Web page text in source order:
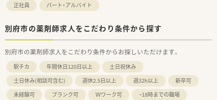
正社員 パート・アルバイト
別府市の薬剤師求人をこだわり条件から探す
別府市の薬剤師求人をこだわり条件からお探しいただけます。
駅チカ 年間休日120日以上
土日祝休み
土日休み(相談可含む)
週休2.5日以上 週32h以上
新卒可
未経験可
ブランク可 Ｗワーク可
~18時までの職場